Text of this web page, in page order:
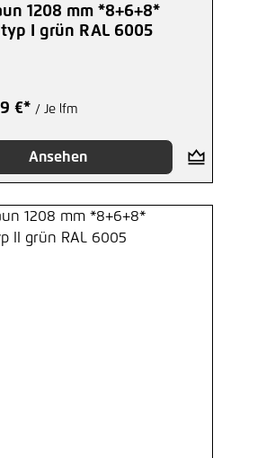
1208 mm *8+6+8*
I grün RAL 6005
€* / Je lfm
Ansehen